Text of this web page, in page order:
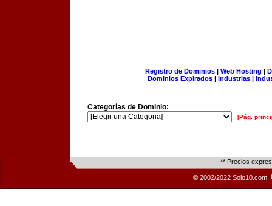
Registro de Dominios| Web Hosting |
Dominios Expirados | Industrias |
Categorías de Dominio:
[Pág.
** Precios
© 2002/2022 Solo10.com